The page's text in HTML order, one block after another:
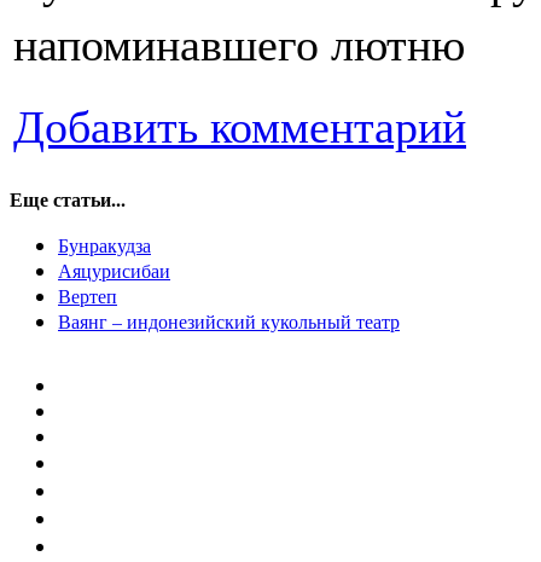
напоминавшего лютню
Добавить комментарий
Еще статьи...
Бунракудза
Аяцурисибаи
Вертеп
Ваянг – индонезийский кукольный театр